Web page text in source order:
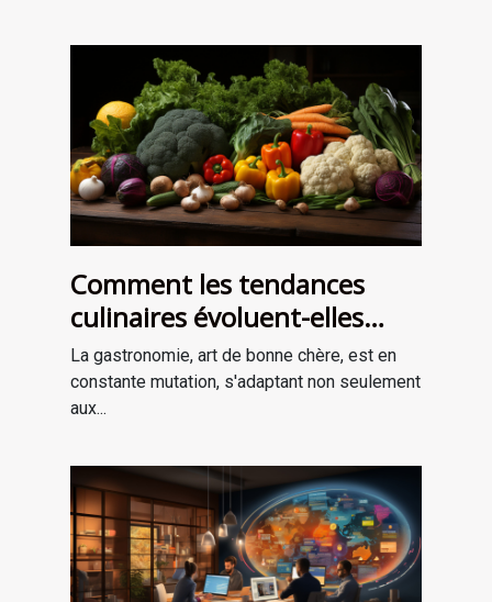
Comment les tendances
culinaires évoluent-elles
avec les saisons ?
La gastronomie, art de bonne chère, est en
constante mutation, s'adaptant non seulement
aux...